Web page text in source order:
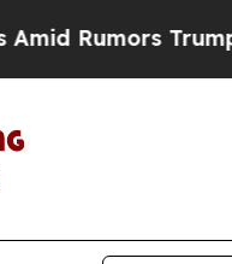
Trump Will